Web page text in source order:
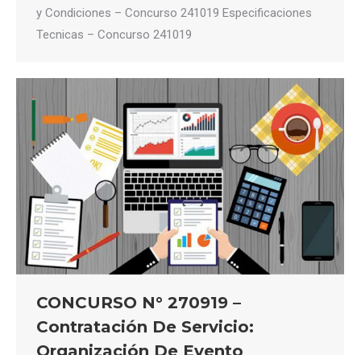
y Condiciones – Concurso 241019 Especificaciones
Tecnicas – Concurso 241019
CONCURSO N° 270919 –
Contratación De Servicio:
Organización De Evento